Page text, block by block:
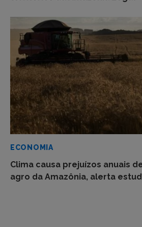
ECONOMIA
Clima causa prejuízos anuais
agro da Amazônia, alerta